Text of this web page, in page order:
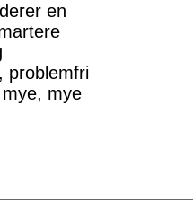
en
problemfri
mye